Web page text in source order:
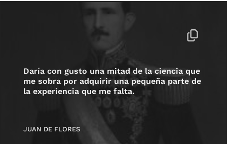
Daría con gusto una mitad de la ciencia que
me sobra por adquirir una pequeña parte de
la experiencia que me falta.
JUAN DE FLORES